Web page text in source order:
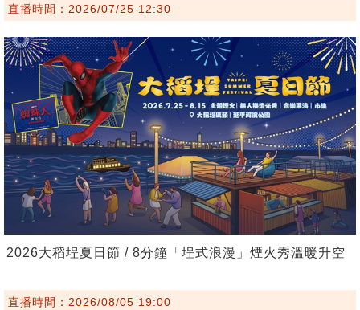
直播時間：2026/07/25 12:30
2026大稻埕夏日節 / 8分鐘「埕式浪漫」煙火秀溫暖升空
直播時間：2026/08/05 19:00